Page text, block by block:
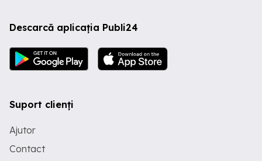
Descarcă aplicația Publi24
Suport clienți
Ajutor
Contact